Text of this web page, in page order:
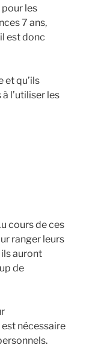
pour les
7 ans,
est donc
et qu’ils
l’utiliser les
cours de ces
ranger leurs
auront
de
nécessaire